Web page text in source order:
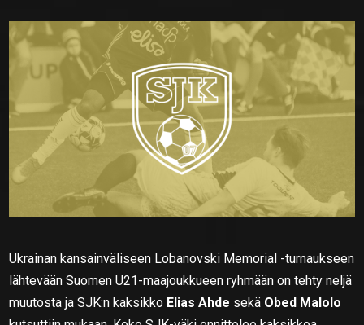
Ukrainan kansainväliseen Lobanovski Memorial -turnaukseen
lähtevään Suomen U21-maajoukkueen ryhmään on tehty neljä
muutosta ja SJK:n kaksikko Elias Ahde sekä Obed Malolo